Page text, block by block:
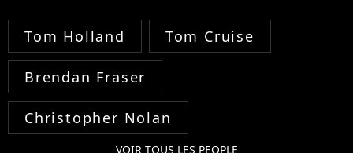
Tom Holland Tom Cruise
Brendan Fraser
Christopher Nolan
VOIR TOUS LES PEOPLE